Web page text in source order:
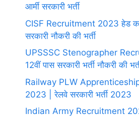
आर्मी सरकारी भर्ती
CISF Recruitment 2023 हेड
सरकारी नौकरी की भर्ती
UPSSSC Stenographer
12वीं पास सरकारी भर्ती नौकरी की
Railway PLW
2023 | रेलवे सरकारी भर्ती 2023
Indian Army Recruitment